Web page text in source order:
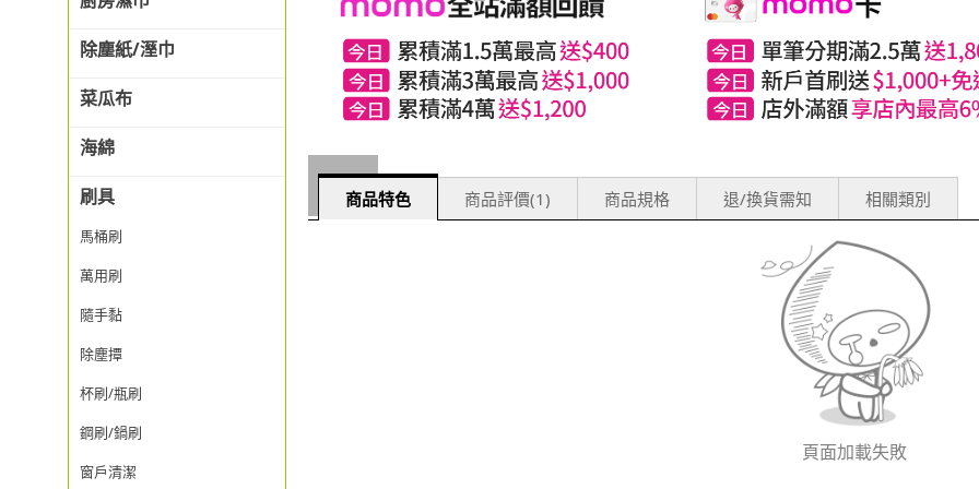
除塵紙/溼巾
菜瓜布
海綿
刷具
馬桶刷
萬用刷
隨手黏
除塵撢
杯刷/瓶刷
鋼刷/鍋刷
窗戶清潔
商品特色 商品評價(1) 商品規格 退/換貨需知 相關類別
頁面加載失敗